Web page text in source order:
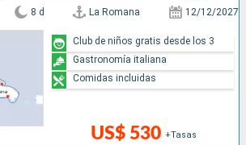
8 d La Romana 12/12/2027
US$ 530 +Tasas
Club de niños gratis desde los 3
Gastronomía italiana
Comidas incluidas